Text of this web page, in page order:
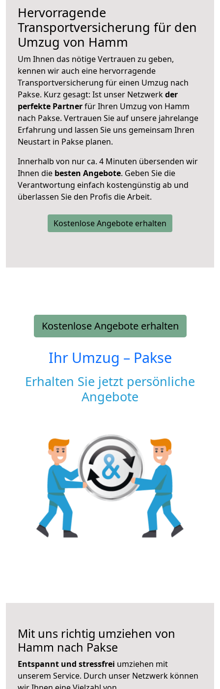
Hervorragende
Transportversicherung für den
Umzug von Hamm
Um Ihnen das nötige Vertrauen zu geben,
kennen wir auch eine hervorragende
Transportversicherung für einen Umzug nach
Pakse. Kurz gesagt: Ist unser Netzwerkder
perfekte Partnerfür Ihren Umzug von Hamm
nach Pakse. Vertrauen Sie auf unsere jahrelange
Erfahrung und lassen Sie uns gemeinsam Ihren
Neustart in Pakse planen.
Innerhalb von nur ca. 4 Minuten übersenden wir
Ihnen die besten Angebote. Geben Sie die
Verantwortung einfach kostengünstig ab und
überlassen Sie den Profis die Arbeit.
Kostenlose Angebote erhalten
Kostenlose Angebote erhalten
Ihr Umzug – Pakse
Erhalten Sie jetzt persönliche
Angebote
Mit uns richtig umziehen von
Hamm nach Pakse
Entspannt und stressfrei umziehen mit
unserem Service. Durch unser Netzwerk können